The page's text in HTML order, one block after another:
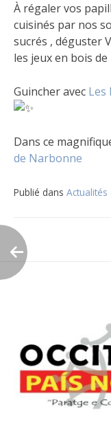
À régaler vos
cuisinés par nos
sucrés , déguster
les jeux en bois de
Guincher avec Les
Dans ce
de Narbonne
Publié dans Actualités
de
l’article